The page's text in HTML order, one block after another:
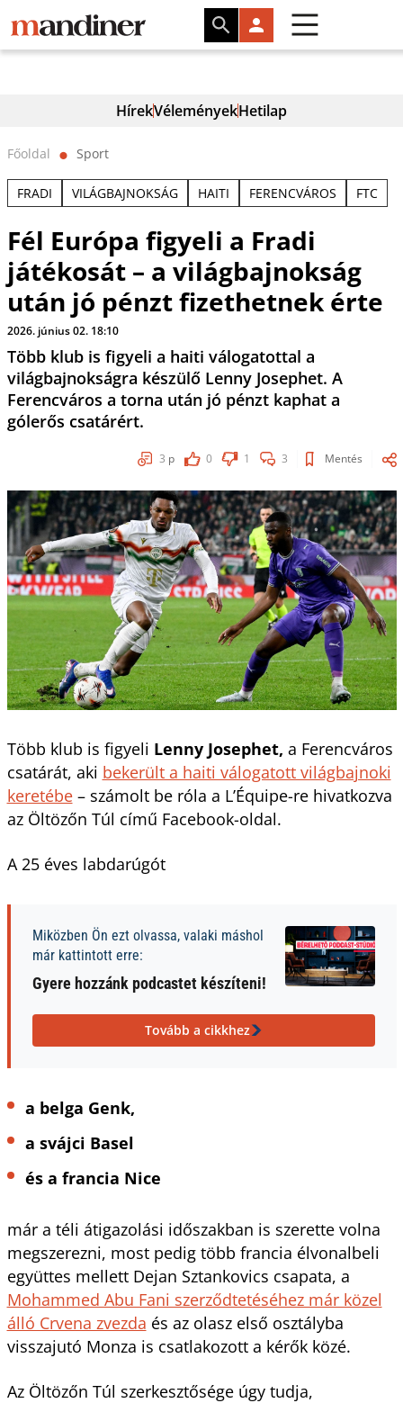
HírekVéleményekHetilap
Főoldal ⬤ Sport
FRADI VILÁGBAJNOKSÁG HAITI FERENCVÁROS FTC
Fél Európa figyeli a Fradi
játékosát – a világbajnokság
után jó pénzt fizethetnek érte
2026. június 02. 18:10
Több klub is figyeli a haiti válogatottal a
világbajnokságra készülő Lenny Josephet. A
Ferencváros a torna után jó pénzt kaphat a
gólerős csatárért.
3 p 0 1 3 Mentés
Több klub is figyeli Lenny Josephet, a Ferencváros
csatárát, aki bekerült a haiti válogatott világbajnoki
keretébe– számolt be róla a L’Équipe-re hivatkozva
az Öltözőn Túl című Facebook-oldal.
A 25 éves labdarúgót
Miközben Ön ezt olvassa, valaki máshol
már kattintott erre:
Gyere hozzánk podcastet készíteni!
Tovább a cikkhez
a belga Genk,
a svájci Basel
és a francia Nice
már a téli átigazolási időszakban is szerette volna
megszerezni, most pedig több francia élvonalbeli
együttes mellett Dejan Sztankovics csapata, a
Mohammed Abu Fani szerződtetéséhez már közel
álló Crvena zvezda és az olasz első osztályba
visszajutó Monza is csatlakozott a kérők közé.
Az Öltözőn Túl szerkesztősége úgy tudja,